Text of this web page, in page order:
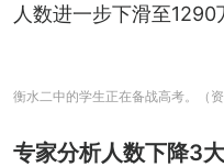
人数进一步下滑至1290
衡水二中的学生正在备战高考。（资
专家分析人数下降3